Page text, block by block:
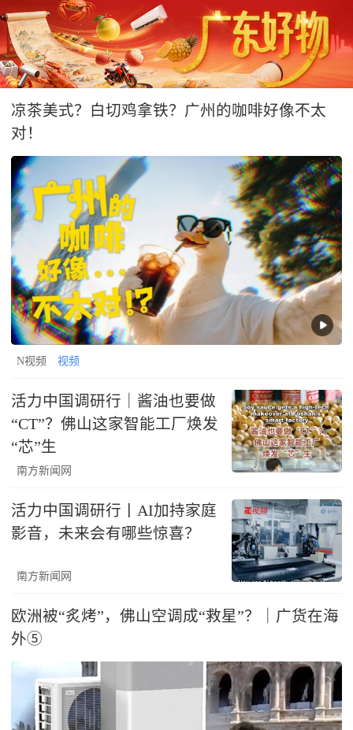
凉茶美式？白切鸡拿铁？广州的咖啡好像不太
对！
N视频 视频
活力中国调研行｜酱油也要做
“CT”？佛山这家智能工厂焕发
“芯”生
南方新闻网
活力中国调研行丨AI加持家庭
影音，未来会有哪些惊喜？
南方新闻网
欧洲被“炙烤”，佛山空调成“救星”？｜广货在海
外⑤